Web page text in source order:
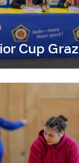
Cup Graz